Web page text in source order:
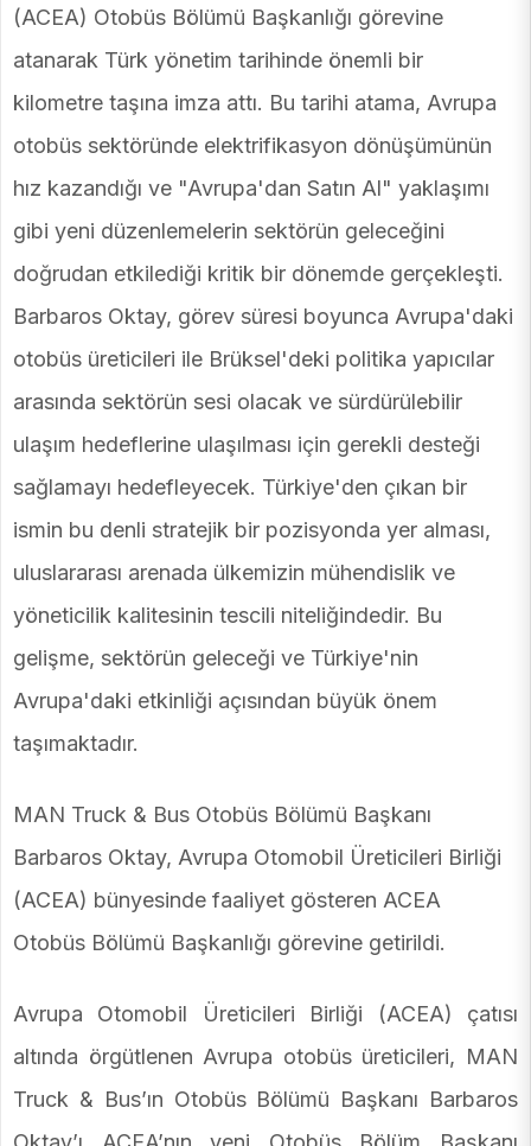
(ACEA) Otobüs Bölümü Başkanlığı görevine
atanarak Türk yönetim tarihinde önemli bir
kilometre taşına imza attı. Bu tarihi atama, Avrupa
otobüs sektöründe elektrifikasyon dönüşümünün
hız kazandığı ve "Avrupa'dan Satın Al" yaklaşımı
gibi yeni düzenlemelerin sektörün geleceğini
doğrudan etkilediği kritik bir dönemde gerçekleşti.
Barbaros Oktay, görev süresi boyunca Avrupa'daki
otobüs üreticileri ile Brüksel'deki politika yapıcılar
arasında sektörün sesi olacak ve sürdürülebilir
ulaşım hedeflerine ulaşılması için gerekli desteği
sağlamayı hedefleyecek. Türkiye'den çıkan bir
ismin bu denli stratejik bir pozisyonda yer alması,
uluslararası arenada ülkemizin mühendislik ve
yöneticilik kalitesinin tescili niteliğindedir. Bu
gelişme, sektörün geleceği ve Türkiye'nin
Avrupa'daki etkinliği açısından büyük önem
taşımaktadır.
MAN Truck & Bus Otobüs Bölümü Başkanı
Barbaros Oktay, Avrupa Otomobil Üreticileri Birliği
(ACEA) bünyesinde faaliyet gösteren ACEA
Otobüs Bölümü Başkanlığı görevine getirildi.
Avrupa Otomobil Üreticileri Birliği (ACEA) çatısı
altında örgütlenen Avrupa otobüs üreticileri, MAN
Truck & Bus’ın Otobüs Bölümü Başkanı Barbaros